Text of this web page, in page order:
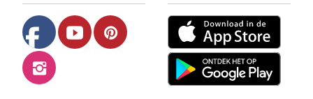
facebook youtube pinterest
instagram